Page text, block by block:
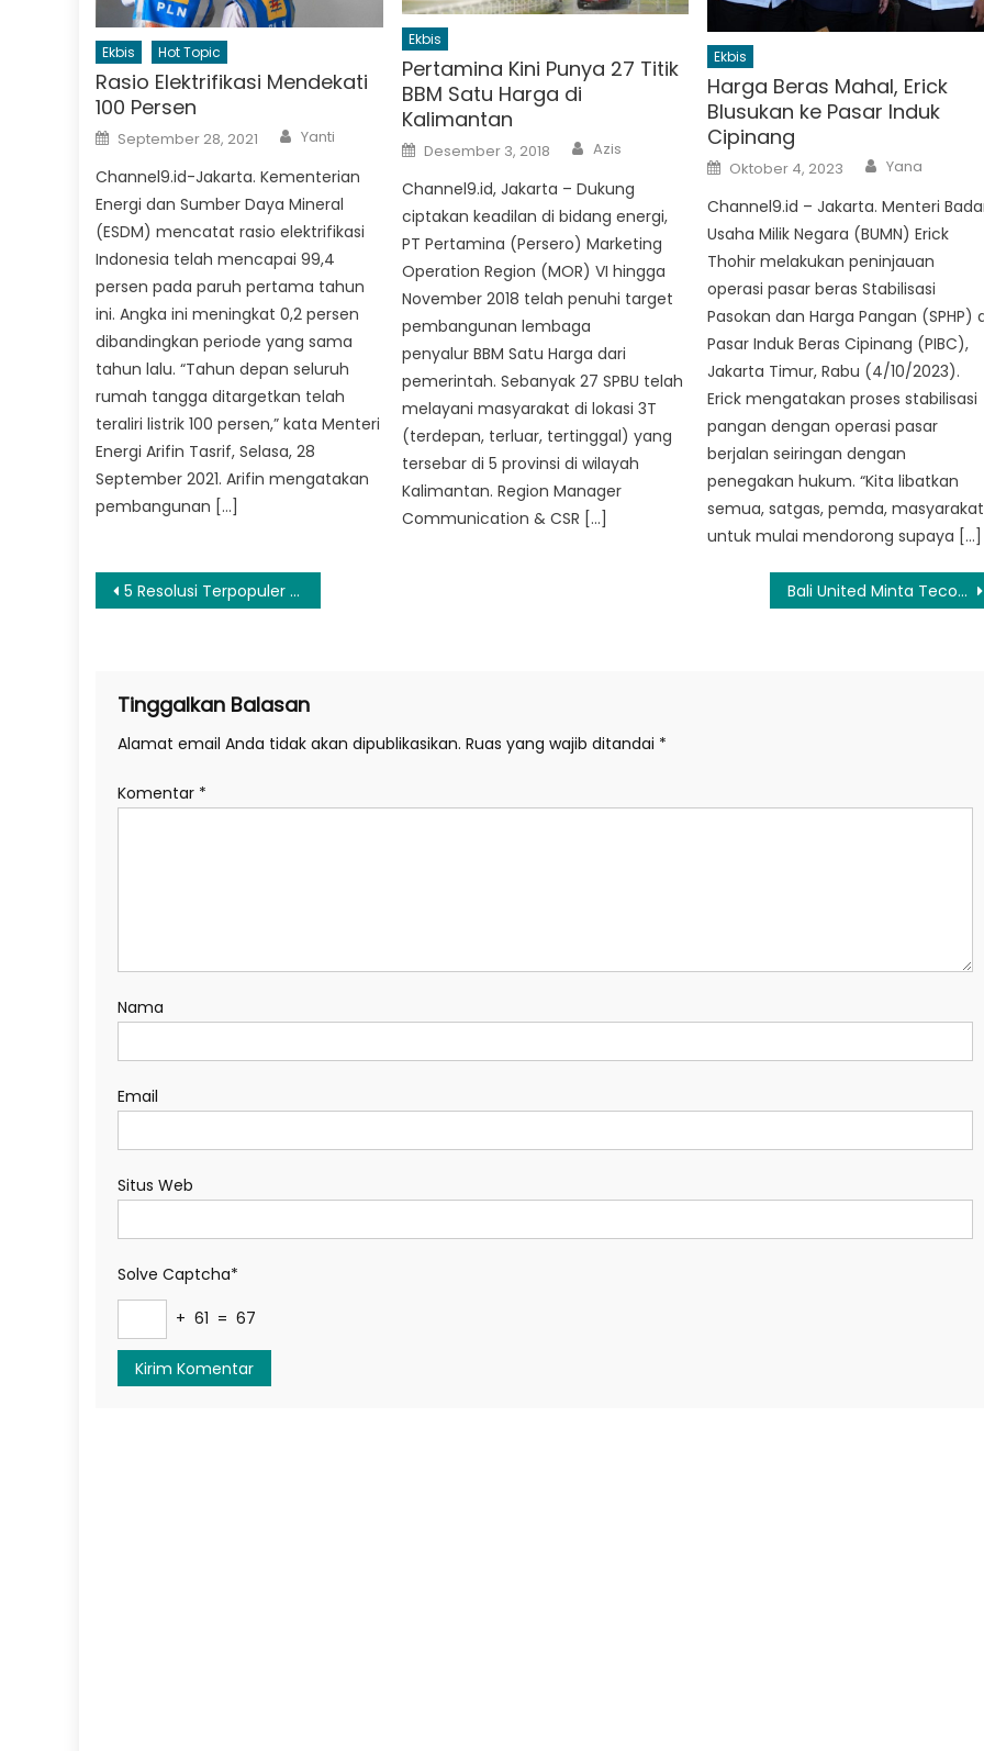
Ekbis Hot Topic
Rasio Elektrifikasi Mendekati
100 Persen
Posted
on
September 28, 2021 Author
Yanti
Channel9.id-Jakarta. Kementerian
Energi dan Sumber Daya Mineral
(ESDM) mencatat rasio elektrifikasi
Indonesia telah mencapai 99,4
persen pada paruh pertama tahun
ini. Angka ini meningkat 0,2 persen
dibandingkan periode yang sama
tahun lalu. “Tahun depan seluruh
rumah tangga ditargetkan telah
teraliri listrik 100 persen,” kata Menteri
Energi Arifin Tasrif, Selasa, 28
September 2021. Arifin mengatakan
pembangunan […]
Ekbis
Pertamina Kini Punya 27 Titik
BBM Satu Harga di
Kalimantan
Posted
on
Desember 3, 2018 Author
Azis
Channel9.id, Jakarta – Dukung
ciptakan keadilan di bidang energi,
PT Pertamina (Persero) Marketing
Operation Region (MOR) VI hingga
November 2018 telah penuhi target
pembangunan lembaga
penyalur BBM Satu Harga dari
pemerintah. Sebanyak 27 SPBU telah
melayani masyarakat di lokasi 3T
(terdepan, terluar, tertinggal) yang
tersebar di 5 provinsi di wilayah
Kalimantan. Region Manager
Communication & CSR […]
Ekbis
Harga Beras Mahal, Erick
Blusukan ke Pasar Induk
Cipinang
Posted
on
Oktober 4, 2023 Author
Yana
Channel9.id – Jakarta. Menteri
Usaha Milik Negara (BUMN) Erick
Thohir melakukan peninjauan
operasi pasar beras Stabilisasi
Pasokan dan Harga Pangan (SPHP)
Pasar Induk Beras Cipinang (PIBC),
Jakarta Timur, Rabu (4/10/2023).
Erick mengatakan proses stabilisasi
pangan dengan operasi pasar
berjalan seiringan dengan
penegakan hukum. “Kita libatkan
semua, satgas, pemda, masyarakat
untuk mulai mendorong supaya […]
Navigasi
5 Resolusi Terpopuler Versi Warganet Indonesia Tahun Ini Bali United Minta Teco Penuhi Tuntutan Suporter
Tinggalkan Balasan
Alamat email Anda tidak akan dipublikasikan. Ruas yang wajib ditandai *
Komentar *
Nama
Email
Situs Web
Solve Captcha*
+ 61 = 67